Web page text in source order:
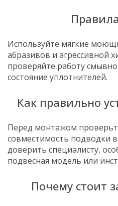
Используйте мягкие
абразивов и агрессивной
проверяйте работу
состояние уплотнителей.
Как правильно
Перед монтажом
совместимость подводки
доверить специалисту,
подвесная модель или
Почему стоит